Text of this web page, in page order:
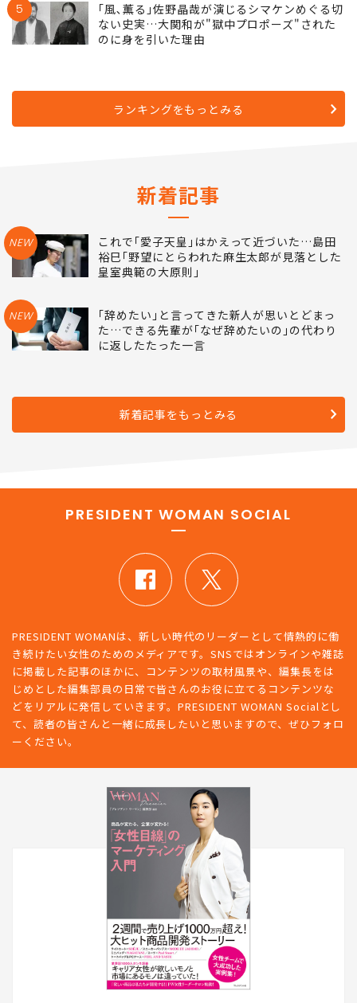
5
｢風､薫る｣佐野晶哉が演じるシマケンめぐる切
ない史実…大関和が"獄中プロポーズ"された
のに身を引いた理由
ランキングをもっとみる
新着記事
NEW
これで｢愛子天皇｣はかえって近づいた…島田
裕巳｢野望にとらわれた麻生太郎が見落とした
皇室典範の大原則｣
NEW
｢辞めたい｣と言ってきた新人が思いとどまっ
た…できる先輩が｢なぜ辞めたいの｣の代わり
に返したたった一言
新着記事をもっとみる
PRESIDENT WOMAN SOCIAL
PRESIDENT WOMANは、新しい時代のリーダーとして情熱的に働
き続けたい女性のためのメディアです。SNSではオンラインや雑誌
に掲載した記事のほかに、コンテンツの取材風景や、編集長をは
じめとした編集部員の日常で皆さんのお役に立てるコンテンツな
どをリアルに発信していきます。PRESIDENT WOMAN Socialとし
て、読者の皆さんと一緒に成長したいと思いますので、ぜひフォロ
ーください。